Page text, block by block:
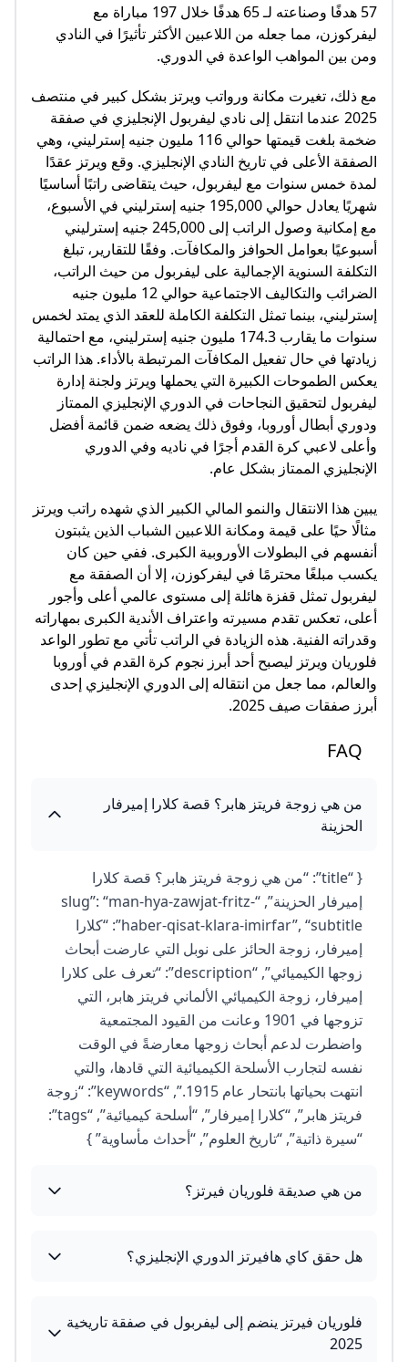
57 هدفًا وصناعته لـ 65 هدفًا خلال 197 مباراة مع
ليفركوزن، مما جعله من اللاعبين الأكثر تأثيرًا في النادي
ومن بين المواهب الواعدة في الدوري.
مع ذلك، تغيرت مكانة ورواتب ويرتز بشكل كبير في منتصف
2025 عندما انتقل إلى نادي ليفربول الإنجليزي في صفقة
ضخمة بلغت قيمتها حوالي 116 مليون جنيه إسترليني، وهي
الصفقة الأعلى في تاريخ النادي الإنجليزي. وقع ويرتز عقدًا
لمدة خمس سنوات مع ليفربول، حيث يتقاضى راتبًا أساسيًا
شهريًا يعادل حوالي 195,000 جنيه إسترليني في الأسبوع،
مع إمكانية وصول الراتب إلى 245,000 جنيه إسترليني
أسبوعيًا بعوامل الحوافز والمكافآت. وفقًا للتقارير، تبلغ
التكلفة السنوية الإجمالية على ليفربول من حيث الراتب،
الضرائب والتكاليف الاجتماعية حوالي 12 مليون جنيه
إسترليني، بينما تمثل التكلفة الكاملة للعقد الذي يمتد لخمس
سنوات ما يقارب 174.3 مليون جنيه إسترليني، مع احتمالية
زيادتها في حال تفعيل المكافآت المرتبطة بالأداء. هذا الراتب
يعكس الطموحات الكبيرة التي يحملها ويرتز ولجنة إدارة
ليفربول لتحقيق النجاحات في الدوري الإنجليزي الممتاز
ودوري أبطال أوروبا، وفوق ذلك يضعه ضمن قائمة أفضل
وأعلى لاعبي كرة القدم أجرًا في ناديه وفي الدوري
الإنجليزي الممتاز بشكل عام.
يبين هذا الانتقال والنمو المالي الكبير الذي شهده راتب ويرتز
مثالًا حيًا على قيمة ومكانة اللاعبين الشباب الذين يثبتون
أنفسهم في البطولات الأوروبية الكبرى. ففي حين كان
يكسب مبلغًا محترمًا في ليفركوزن، إلا أن الصفقة مع
ليفربول تمثل قفزة هائلة إلى مستوى عالمي أعلى وأجور
أعلى، تعكس تقدم مسيرته واعتراف الأندية الكبرى بمهاراته
وقدراته الفنية. هذه الزيادة في الراتب تأتي مع تطور الواعد
فلوريان ويرتز ليصبح أحد أبرز نجوم كرة القدم في أوروبا
والعالم، مما جعل من انتقاله إلى الدوري الإنجليزي إحدى
أبرز صفقات صيف 2025.
FAQ
من هي زوجة فريتز هابر؟ قصة كلارا إميرفار
الحزينة
{ “title”: “من هي زوجة فريتز هابر؟ قصة كلارا
إميرفار الحزينة”, “slug”: “man-hya-zawjat-fritz-
haber-qisat-klara-imirfar”, “subtitle”: “كلارا
إميرفار، زوجة الحائز على نوبل التي عارضت أبحاث
زوجها الكيميائي”, “description”: “تعرف على كلارا
إميرفار، زوجة الكيميائي الألماني فريتز هابر، التي
تزوجها في 1901 وعانت من القيود المجتمعية
واضطرت لدعم أبحاث زوجها معارضةً في الوقت
نفسه لتجارب الأسلحة الكيميائية التي قادها، والتي
انتهت بحياتها بانتحار عام 1915.”, “keywords”: “زوجة
فريتز هابر”, “كلارا إميرفار”, “أسلحة كيميائية”, “tags”:
“سيرة ذاتية”, “تاريخ العلوم”, “أحداث مأساوية” }
من هي صديقة فلوريان فيرتز؟
هل حقق كاي هافيرتز الدوري الإنجليزي؟
فلوريان فيرتز ينضم إلى ليفربول في صفقة تاريخية
2025